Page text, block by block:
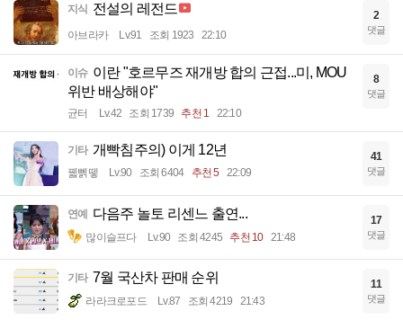
지식 전설의 레전드
아브라카 Lv.91 조회 1923 22:10
2
댓글
이슈 이란 "호르무즈 재개방 합의 근접...미, MOU
위반 배상해야"
균터 Lv.42 조회 1739 추천 1 22:10
8
댓글
기타 개빡침주의) 이게 12년
꿻뻵뗗 Lv.90 조회 6404 추천 5 22:09
41
댓글
연예 다음주 놀토 리센느 출연...
많이슬프다 Lv.90 조회 4245 추천 10 21:48
17
댓글
기타 7월 국산차 판매 순위
라라크로포드 Lv.87 조회 4219 21:43
11
댓글